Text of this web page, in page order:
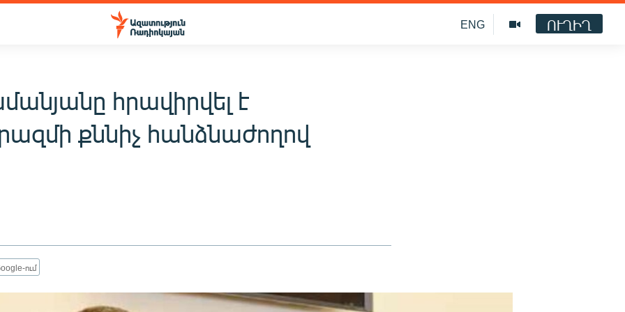
ENG ՈՒՂԻՂ
հրավիրվել է
քննիչ հանձնաժողով
ում